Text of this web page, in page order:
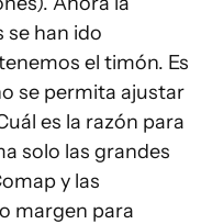
se han ido
el timón. Es
se permita ajustar
es la razón para
solo las grandes
y las
margen para